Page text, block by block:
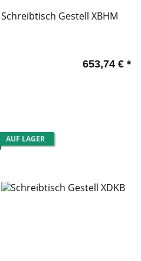
Schreibtisch Gestell XBHM
653,74 € *
AUF LAGER